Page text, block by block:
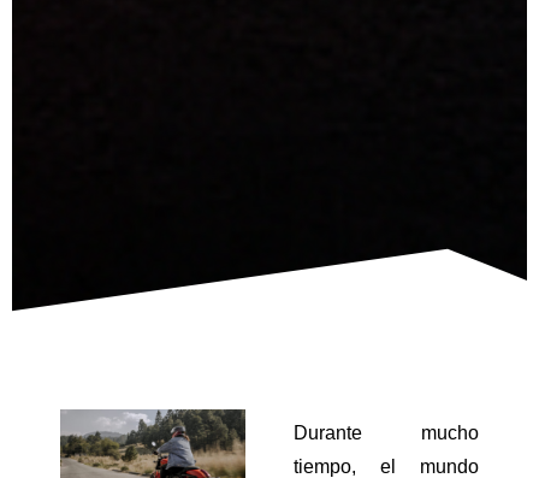
Durante mucho
tiempo, el mundo